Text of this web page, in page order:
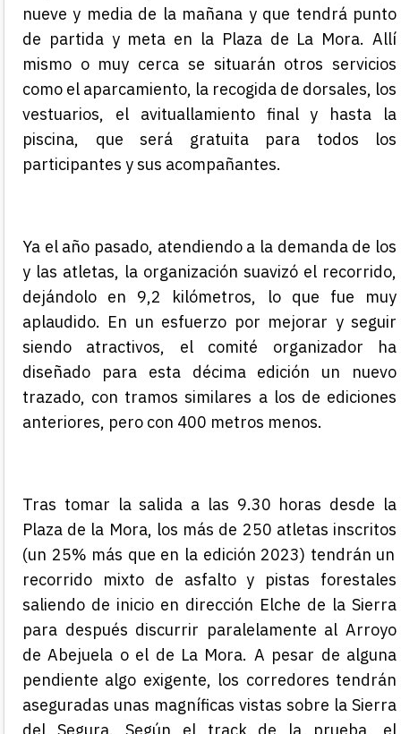
nueve y media de la mañana y que tendrá punto
de partida y meta en la Plazade La Mora. Allí
mismo o muy cerca se situarán otros servicios
como el aparcamiento, la recogida de dorsales, los
vestuarios, el avituallamiento final y hasta la
piscina, que será gratuita para todos los
participantes y sus acompañantes.
Ya el año pasado, atendiendo a la demanda de los
y las atletas, la organización suavizó el recorrido,
dejándolo en 9,2 kilómetros, lo que fue muy
aplaudido. En un esfuerzo por mejorar y seguir
siendo atractivos, el comité organizador ha
diseñado para esta décima edición un nuevo
trazado, con tramos similares a los de ediciones
anteriores, pero con 400 metros menos.
Tras tomar la salida a las 9.30 horas desde la
Plaza de la Mora, los más de 250 atletas inscritos
(un 25% más que en la edición 2023) tendrán un
recorrido mixto de asfalto y pistas forestales
saliendo de inicio en dirección Elche de la Sierra
para después discurrir paralelamente al Arroyo
de Abejuela o el de La Mora. A pesar de alguna
pendiente algo exigente, los corredores tendrán
aseguradas unas magníficas vistas sobre la Sierra
del Segura. Según el trackde la prueba, el